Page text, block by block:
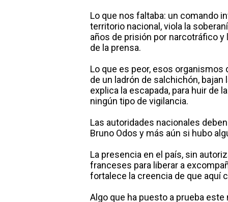
Lo que nos faltaba: un comando
territorio nacional, viola la
años de prisión por narcotráfico
de la prensa.
Lo que es peor, esos
de un ladrón de salchichón,
explica la escapada, para huir de
ningún tipo de vigilancia.
Las autoridades nacionales
Bruno Odos y más aún si hubo
La presencia en el país, sin
franceses para liberar a
fortalece la creencia de que aquí
Algo que ha puesto a prueba